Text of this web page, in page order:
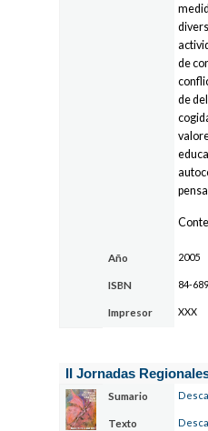
de
de
Año 2005
ISBN 84-
Impresor XXX
II Jornadas
Sumario
Texto